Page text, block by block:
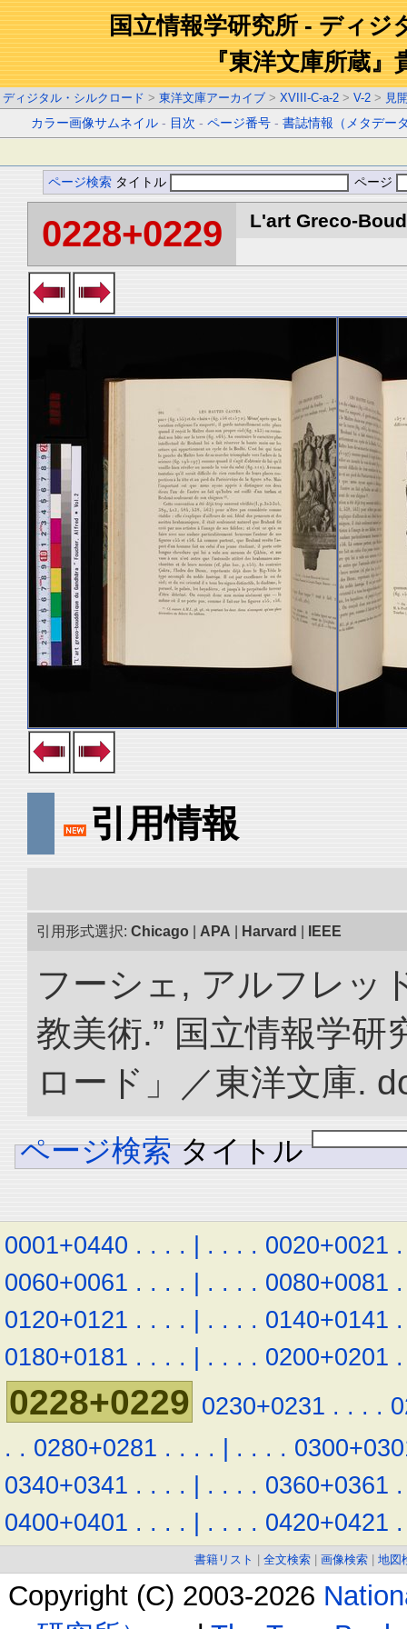
国立情報学研究所 - ディジ
『東洋文庫所蔵』
ディジタル・シルクロード > 東洋文庫アーカイブ > XVIII-C-a-2 > V-2 > 見
カラー画像サムネイル - 目次 -ページ番号 -書誌情報（メタデー
ページ検索 タイトル ページ
0228+0229 L'art Greco-
引用情報
引用形式選択: Chicago APA Harvard IEEE
フーシェ, アルフレッ
教美術.” 国立情報学
ロード」／東洋文庫.
ページ検索 タイトル
0001+0440 . . . . | . . . . 0020+0021 .
0060+0061 . . . . | . . . . 0080+0081 .
0120+0121 . . . . | . . . . 0140+0141 .
0180+0181 . . . . | . . . . 0200+0201 .
0228+0229 0230+0231 . . . .
. . 0280+0281 . . . . | . . . .
0340+0341 . . . . | . . . . 0360+0361 .
0400+0401 . . . . | . . . . 0420+0421 .
書籍リスト 全文検索 画像検索 地図
Copyright (C) 2003-2026